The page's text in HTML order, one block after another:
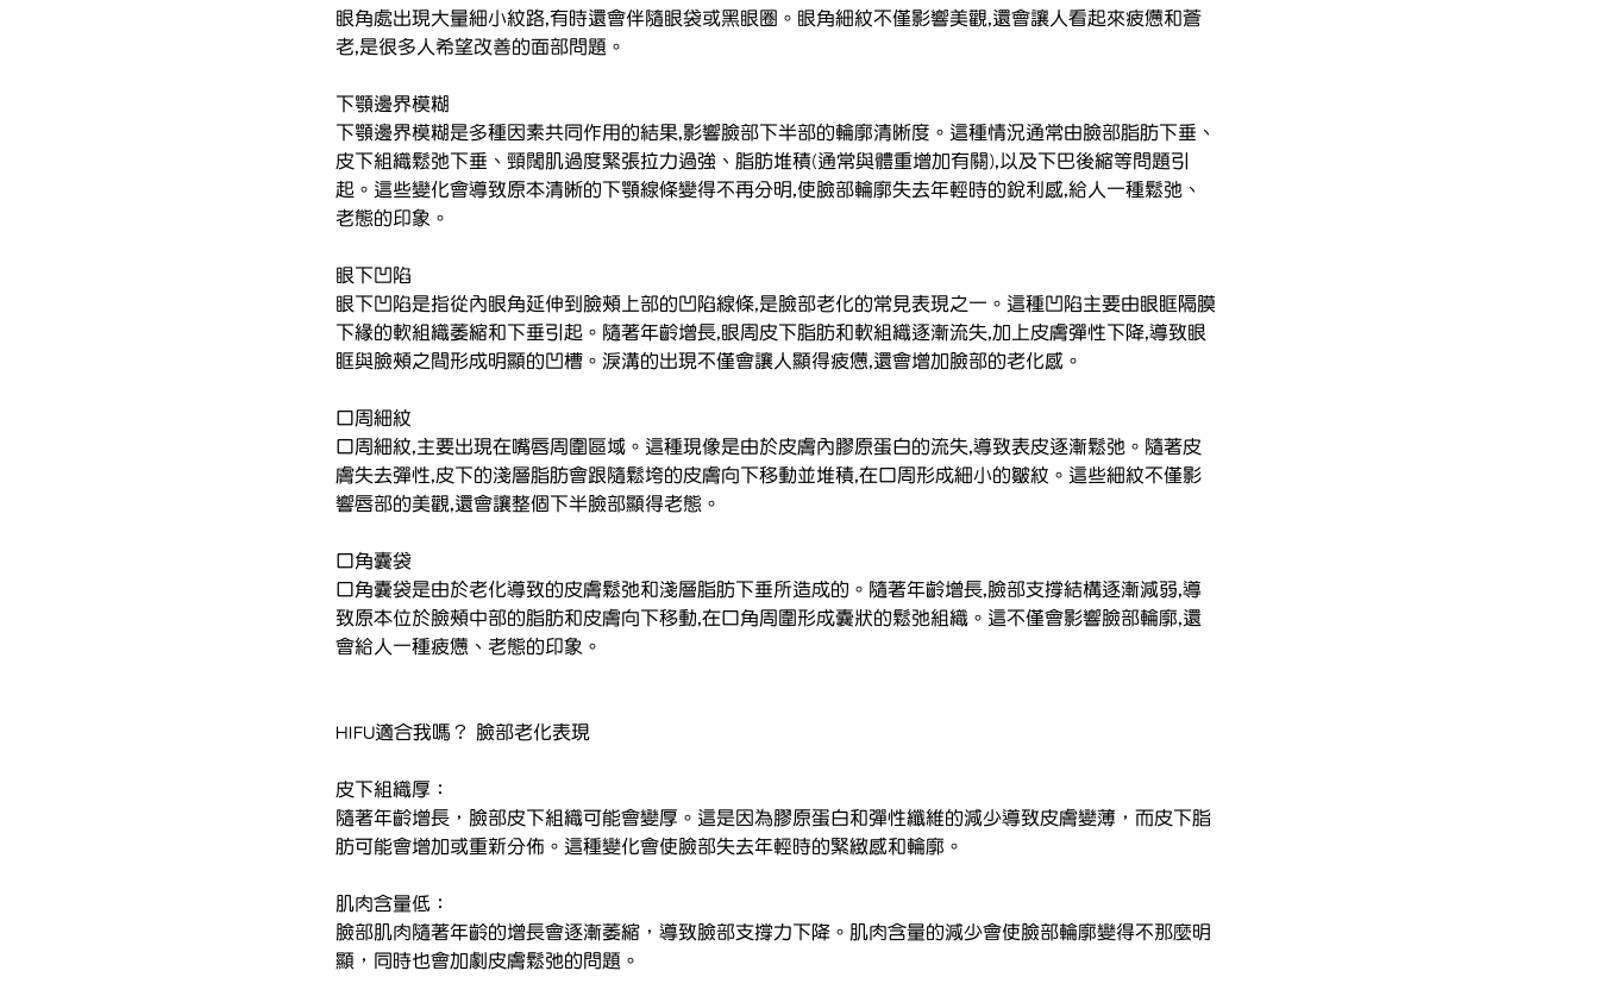
眼角處出現大量細小紋路,有時還會伴隨眼袋或黑眼圈。眼角細紋不僅影響美觀,還會讓人看起來疲憊和蒼
老,是很多人希望改善的面部問題。
下顎邊界模糊
下顎邊界模糊是多種因素共同作用的結果,影響臉部下半部的輪廓清晰度。這種情況通常由臉部脂肪下垂、
皮下組織鬆弛下垂、頸闊肌過度緊張拉力過強、脂肪堆積(通常與體重增加有關),以及下巴後縮等問題引
起。這些變化會導致原本清晰的下顎線條變得不再分明,使臉部輪廓失去年輕時的銳利感,給人一種鬆弛、
老態的印象。
眼下凹陷
眼下凹陷是指從內眼角延伸到臉頰上部的凹陷線條,是臉部老化的常見表現之一。這種凹陷主要由眼眶隔膜
下緣的軟組織萎縮和下垂引起。隨著年齡增長,眼周皮下脂肪和軟組織逐漸流失,加上皮膚彈性下降,導致眼
眶與臉頰之間形成明顯的凹槽。淚溝的出現不僅會讓人顯得疲憊,還會增加臉部的老化感。
口周細紋
口周細紋,主要出現在嘴唇周圍區域。這種現像是由於皮膚內膠原蛋白的流失,導致表皮逐漸鬆弛。隨著皮
膚失去彈性,皮下的淺層脂肪會跟隨鬆垮的皮膚向下移動並堆積,在口周形成細小的皺紋。這些細紋不僅影
響唇部的美觀,還會讓整個下半臉部顯得老態。
口角囊袋
口角囊袋是由於老化導致的皮膚鬆弛和淺層脂肪下垂所造成的。隨著年齡增長,臉部支撐結構逐漸減弱,導
致原本位於臉頰中部的脂肪和皮膚向下移動,在口角周圍形成囊狀的鬆弛組織。這不僅會影響臉部輪廓,還
會給人一種疲憊、老態的印象。
HIFU適合我嗎？ 臉部老化表現
皮下組織厚：
隨著年齡增長，臉部皮下組織可能會變厚。這是因為膠原蛋白和彈性纖維的減少導致皮膚變薄，而皮下脂
肪可能會增加或重新分佈。這種變化會使臉部失去年輕時的緊緻感和輪廓。
肌肉含量低：
臉部肌肉隨著年齡的增長會逐漸萎縮，導致臉部支撐力下降。肌肉含量的減少會使臉部輪廓變得不那麼明
顯，同時也會加劇皮膚鬆弛的問題。